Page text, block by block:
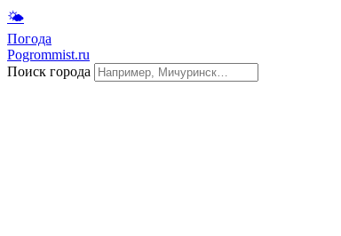
🌤
Погода
Pogrommist.ru
Поиск города